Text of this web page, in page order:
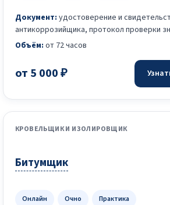
Документ: удостоверение и
антикоррозийщика, протокол проверки
Объём: от 72 часов
от 5 000 ₽
КРОВЕЛЬЩИК И ИЗОЛИРОВЩИК
Битумщик
Онлайн Очно Практика